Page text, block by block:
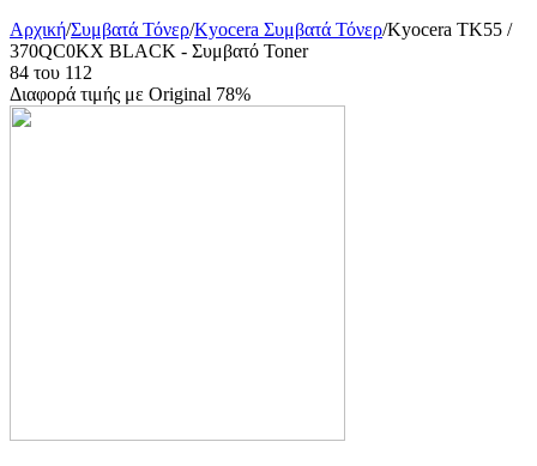
Αρχική/Συμβατά Τόνερ/Kyocera Συμβατά Τόνερ/Kyocera TK55 /
370QC0KX BLACK - Συμβατό Toner
84 του 112
Διαφορά τιμής με Original 78%